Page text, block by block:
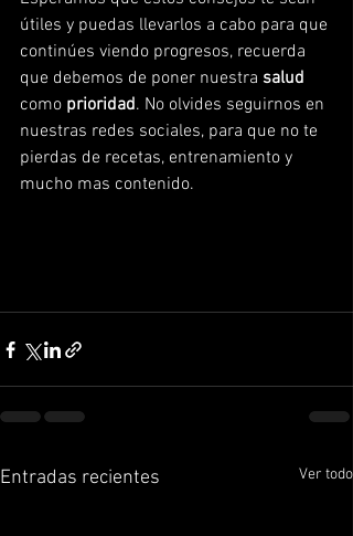
útiles y puedas llevarlos a cabo para que
continúes viendo progresos, recuerda
que debemos de poner nuestra salud
como prioridad. No olvides seguirnos en
nuestras redes sociales, para que no te
pierdas de recetas, entrenamiento y
mucho mas contenido.
Entradas recientes Ver todo